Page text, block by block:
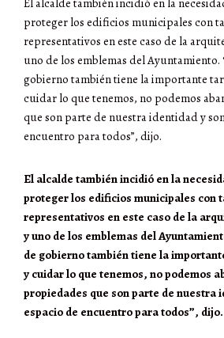
proteger los edificios municipales con
representativos en este caso de la
uno de los emblemas del Ayuntamiento.
gobierno también tiene la importante
cuidar lo que tenemos, no podemos
que son parte de nuestra identidad y
encuentro para todos”, dijo.
El alcalde también incidió en la
proteger los edificios municipales con
representativos en este caso de la
y uno de los emblemas del
de gobierno también tiene la
y cuidar lo que tenemos, no podemos
propiedades que son parte de nuestra
espacio de encuentro para todos”, dijo.